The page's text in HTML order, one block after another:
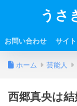
うさ
お問い合わせ サイ
ホーム 芸能人
西郷真央は